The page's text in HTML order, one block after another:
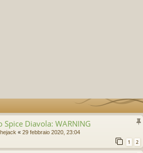
Diavola: WARNING
« 29 febbraio 2020, 23:04
1 2